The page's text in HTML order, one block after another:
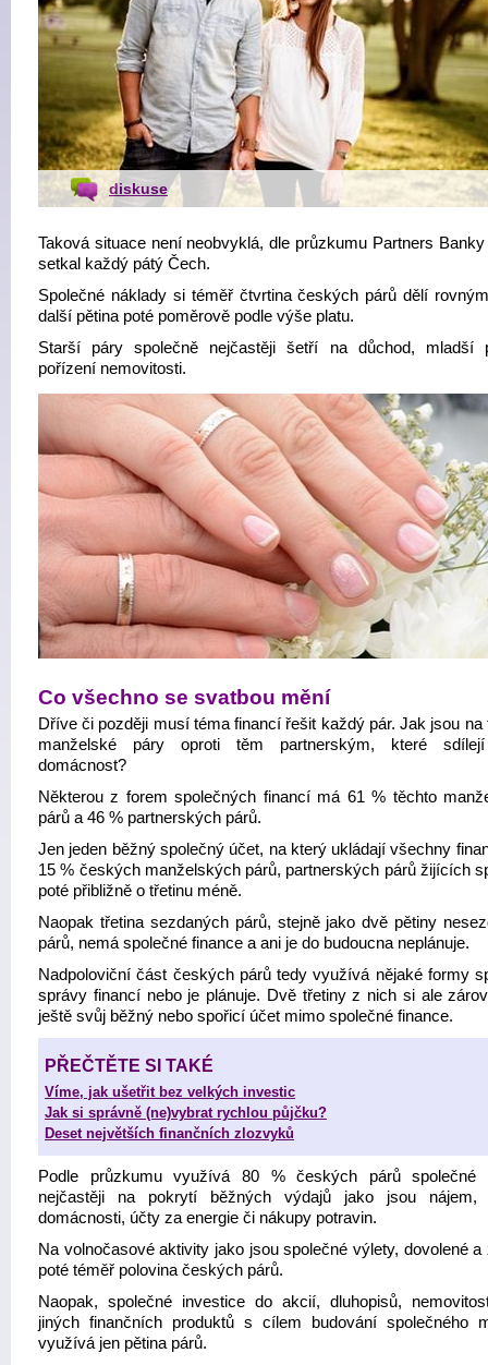
diskuse
Taková situace není neobvyklá, dle průzkumu Partners
setkal každý pátý Čech.
Společné náklady si téměř čtvrtina českých párů dělí
další pětina poté poměrově podle výše platu.
Starší páry společně nejčastěji šetří na důchod, mladší
pořízení nemovitosti.
Co všechno se svatbou mění
Dříve či později musí téma financí řešit každý pár. Jak jsou na
manželské páry oproti těm partnerským, které
domácnost?
Některou z forem společných financí má 61 % těchto
párů a 46 % partnerských párů.
Jen jeden běžný společný účet, na který ukládají všechny
15 % českých manželských párů, partnerských párů žijících
poté přibližně o třetinu méně.
Naopak třetina sezdaných párů, stejně jako dvě pětiny
párů, nemá společné finance a ani je do budoucna neplánuje.
Nadpoloviční část českých párů tedy využívá nějaké formy
správy financí nebo je plánuje. Dvě třetiny z nich si ale
ještě svůj běžný nebo spořicí účet mimo společné finance.
PŘEČTĚTE SI TAKÉ
Víme, jak ušetřit bez velkých investic
Jak si správně (ne)vybrat rychlou půjčku?
Deset největších finančních zlozvyků
Podle průzkumu využívá 80 % českých párů společné
nejčastěji na pokrytí běžných výdajů jako jsou nájem,
domácnosti, účty za energie či nákupy potravin.
Na volnočasové aktivity jako jsou společné výlety, dovolené a
poté téměř polovina českých párů.
Naopak, společné investice do akcií, dluhopisů,
jiných finančních produktů s cílem budování společného
využívá jen pětina párů.